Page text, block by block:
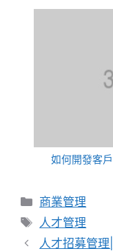
如何開發客
分
類
商業管理
標
籤
人才管理
人才招募管